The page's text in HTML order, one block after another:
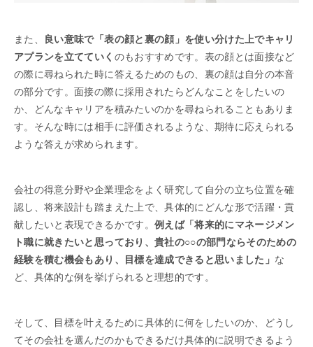
また、
良い意味で「表の顔と裏の顔」を使い分けた上でキャリ
アプランを立てていく のもおすすめです。表の顔とは面接など
の際に尋ねられた時に答えるためのもの、裏の顔は自分の本音
の部分です。面接の際に採用されたらどんなことをしたいの
か、どんなキャリアを積みたいのかを尋ねられることもありま
す。そんな時には相手に評価されるような、期待に応えられる
ような答えが求められます。
会社の得意分野や企業理念をよく研究して自分の立ち位置を確
認し、将来設計も踏まえた上で、具体的にどんな形で活躍・貢
献したいと表現できるかです。 例えば「将来的にマネージメン
ト職に就きたいと思っており、貴社の○○の部門ならそのための
経験を積む機会もあり、目標を達成できると思いました」 な
ど、具体的な例を挙げられると理想的です。
そして、目標を叶えるために具体的に何をしたいのか、どうし
てその会社を選んだのかもできるだけ具体的に説明できるよう